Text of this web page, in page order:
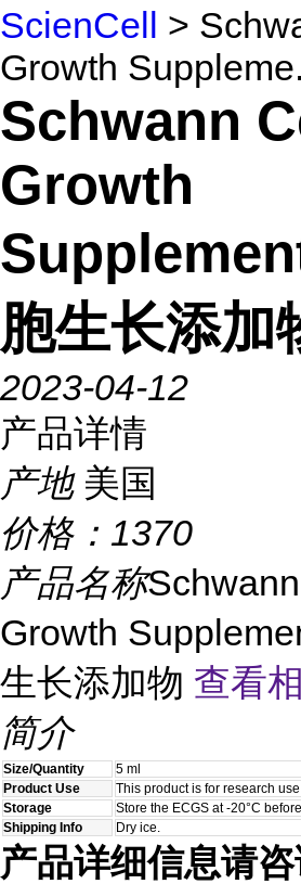
ScienCell >
Growth
Schwann
Growth
胞生长添加
2023-04-12
产品详情
产地 美国
价格： 1370
产品名称
Growth
生长添加物 查看
简介
Size/Quantity
5 ml
Product Use
This product is for research
Storage
Store the ECGS at -20°C
Shipping Info
Dry ice.
产品详细信息请